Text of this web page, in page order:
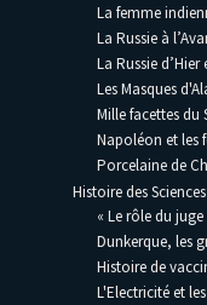
La femme
La Russie à
La Russie
Les Masques
Mille facettes du
Napoléon et les
Porcelaine de
Histoire des
« Le rôle du
Dunkerque, les
Histoire de
L'Electricité et